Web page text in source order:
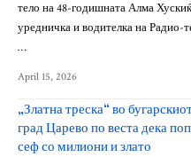
тело на 48-годишната Алма
уредничка и водителка на Радио-
…
April 15, 2026
„Златна треска“ во
град Царево по веста дека
сеф со милиони и злато